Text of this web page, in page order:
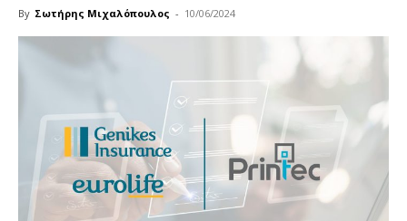
By Σωτήρης Μιχαλόπουλος - 10/06/2024